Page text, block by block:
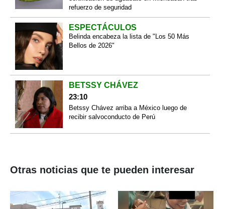
refuerzo de seguridad
ESPECTÁCULOS
Belinda encabeza la lista de "Los 50 Más
Bellos de 2026"
BETSSY CHÁVEZ
23:10
Betssy Chávez arriba a México luego de
recibir salvoconducto de Perú
Otras noticias que te pueden interesar